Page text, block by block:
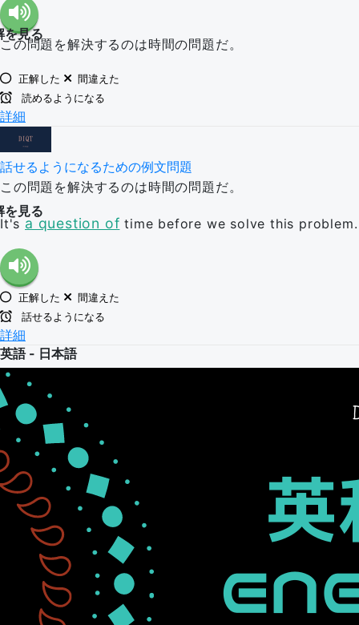
を見る
この問題を解決するのは時間の問題だ。
正解した
間違えた
読めるようになる
詳細
話せるようになるための例文問題
この問題を解決するのは時間の問題だ。
を見る
It's a question of time before we solve this problem.
正解した
間違えた
話せるようになる
詳細
英語 - 日本語